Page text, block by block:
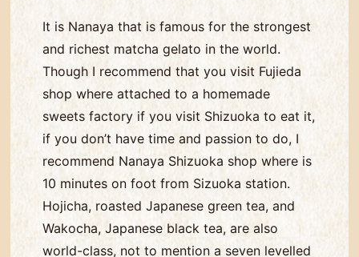
It is Nanaya that is famous for the strongest
and richest matcha gelato in the world.
Though I recommend that you visit Fujieda
shop where attached to a homemade
sweets factory if you visit Shizuoka to eat it,
if you don’t have time and passion to do, I
recommend Nanaya Shizuoka shop where is
10 minutes on foot from Sizuoka station.
Hojicha, roasted Japanese green tea, and
Wakocha, Japanese black tea, are also
world-class, not to mention a seven levelled